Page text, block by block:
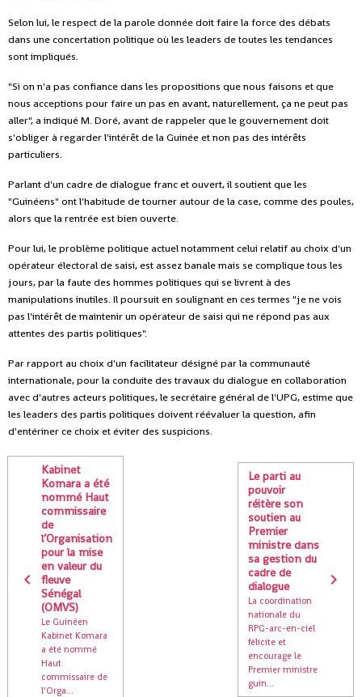
Selon lui, le respect de la parole donnée doit faire la force des débats
dans une concertation politique où les leaders de toutes les tendances
sont impliqués.
"Si on n'a pas confiance dans les propositions que nous faisons et que
nous acceptions pour faire un pas en avant, naturellement, ça ne peut pas
aller", a indiqué M. Doré, avant de rappeler que le gouvernement doit
s'obliger à regarder l'intérêt de la Guinée et non pas des intérêts
particuliers.
Parlant d'un cadre de dialogue franc et ouvert, il soutient que les
"Guinéens" ont l'habitude de tourner autour de la case, comme des poules,
alors que la rentrée est bien ouverte.
Pour lui, le problème politique actuel notamment celui relatif au choix d'un
opérateur électoral de saisi, est assez banale mais se complique tous les
jours, par la faute des hommes politiques qui se livrent à des
manipulations inutiles. Il poursuit en soulignant en ces termes "je ne vois
pas l'intérêt de maintenir un opérateur de saisi qui ne répond pas aux
attentes des partis politiques".
Par rapport au choix d'un facilitateur désigné par la communauté
internationale, pour la conduite des travaux du dialogue en collaboration
avec d'autres acteurs politiques, le secrétaire général de l'UPG, estime que
les leaders des partis politiques doivent réévaluer la question, afin
d'entériner ce choix et éviter des suspicions.
Kabinet
Komara a été
nommé Haut
commissaire
de
l’Organisation
pour la mise
en valeur du
fleuve
Sénégal
(OMVS)
Le Guinéen
Kabinet Komara
a été nommé
Haut
commissaire de
l’Orga...
Le parti au
pouvoir
réitère son
soutien au
Premier
ministre dans
sa gestion du
cadre de
dialogue
La coordination
nationale du
RPG-arc-en-ciel
félicite et
encourage le
Premier ministre
guin...